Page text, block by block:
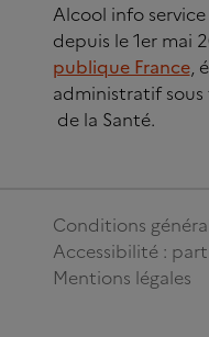
Alcool info
depuis le 1er mai
publique France,
administratif
de la Santé.
Conditions
Accessibilité :
Mentions légales